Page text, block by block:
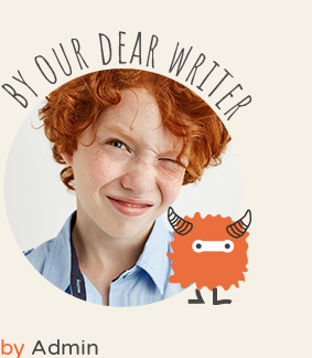
by Admin